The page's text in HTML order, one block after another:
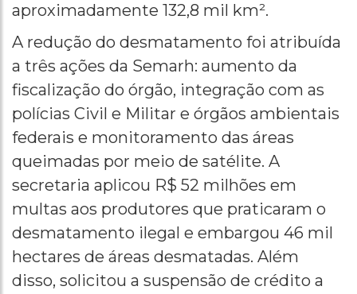
aproximadamente 132,8 mil km².
A redução do desmatamento foi atribuída
a três ações da Semarh: aumento da
fiscalização do órgão, integração com as
polícias Civil e Militar e órgãos ambientais
federais e monitoramento das áreas
queimadas por meio de satélite. A
secretaria aplicou R$ 52 milhões em
multas aos produtores que praticaram o
desmatamento ilegal e embargou 46 mil
hectares de áreas desmatadas. Além
disso, solicitou a suspensão de crédito a